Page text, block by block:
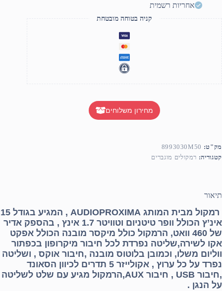
אחריות רשמית
קניה בטוחה מובטחת
מחירון משלוחים
מק"ט: 8993030M50
קטגוריה: רמקולים מוגברים
תיאור
רמקול מבית המותג AUDIOPROXIMA , המגיע בגודל 15
אינ’ץ הכולל וופר טיטניום וטוויטר 1.7 אינץ , בהספק אדיר
של 460 וואט, הרמקול כולל מיקסר מובנה הכולל אפקט
אקו לשירה,שליטה נפרדת לכל חיבור מיקרופון בכפתור
ווליום משלו, וכמובן בלוטוס מובנה ,חיבור אוקס , ושליטה
נפרד על כל ערוץ , אקולייזר 5 תדרים לכיוון הסאונד
,חיבור USB , חיבור AUX,הרמקול מגיע עם שלט לשליטה
על הנגן .